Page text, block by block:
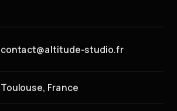
contact@altitude-studio.fr
Toulouse, France